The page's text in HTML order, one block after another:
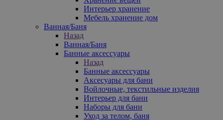
Интерьер хранение
Мебель хранение дом
Ванная/Баня
Назад
Ванная/Баня
Банные аксессуары
Назад
Банные аксессуары
Аксесуары для бани
Войлочные, текстильные изделия
Интерьер для бани
Наборы для бани
Уход за телом, баня